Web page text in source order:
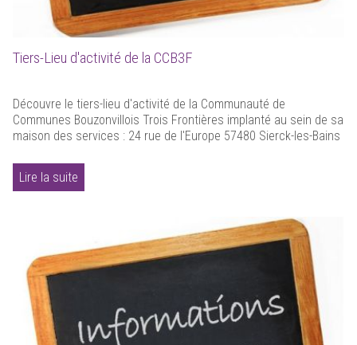
Tiers-Lieu d'activité de la CCB3F
Découvre le tiers-lieu d'activité de la Communauté de
Communes Bouzonvillois Trois Frontières implanté au sein de sa
maison des services : 24 rue de l'Europe 57480 Sierck-les-Bains
Lire la suite